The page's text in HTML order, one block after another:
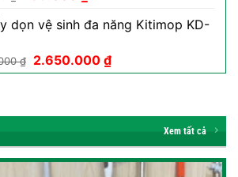
là:
tại
189.000 ₫.
dọn vệ sinh đa năng Kitimop KD-
₫
Giá
gốc
2.650.000 ₫Giá
hiện
2.650.000 ₫.
Xem tất cả